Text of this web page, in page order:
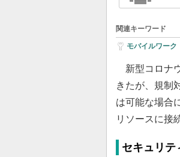
関連キーワード
モバイルワーク
新型コロナ
きたが、規制
は可能な場合
リソースに接
セキュリテ